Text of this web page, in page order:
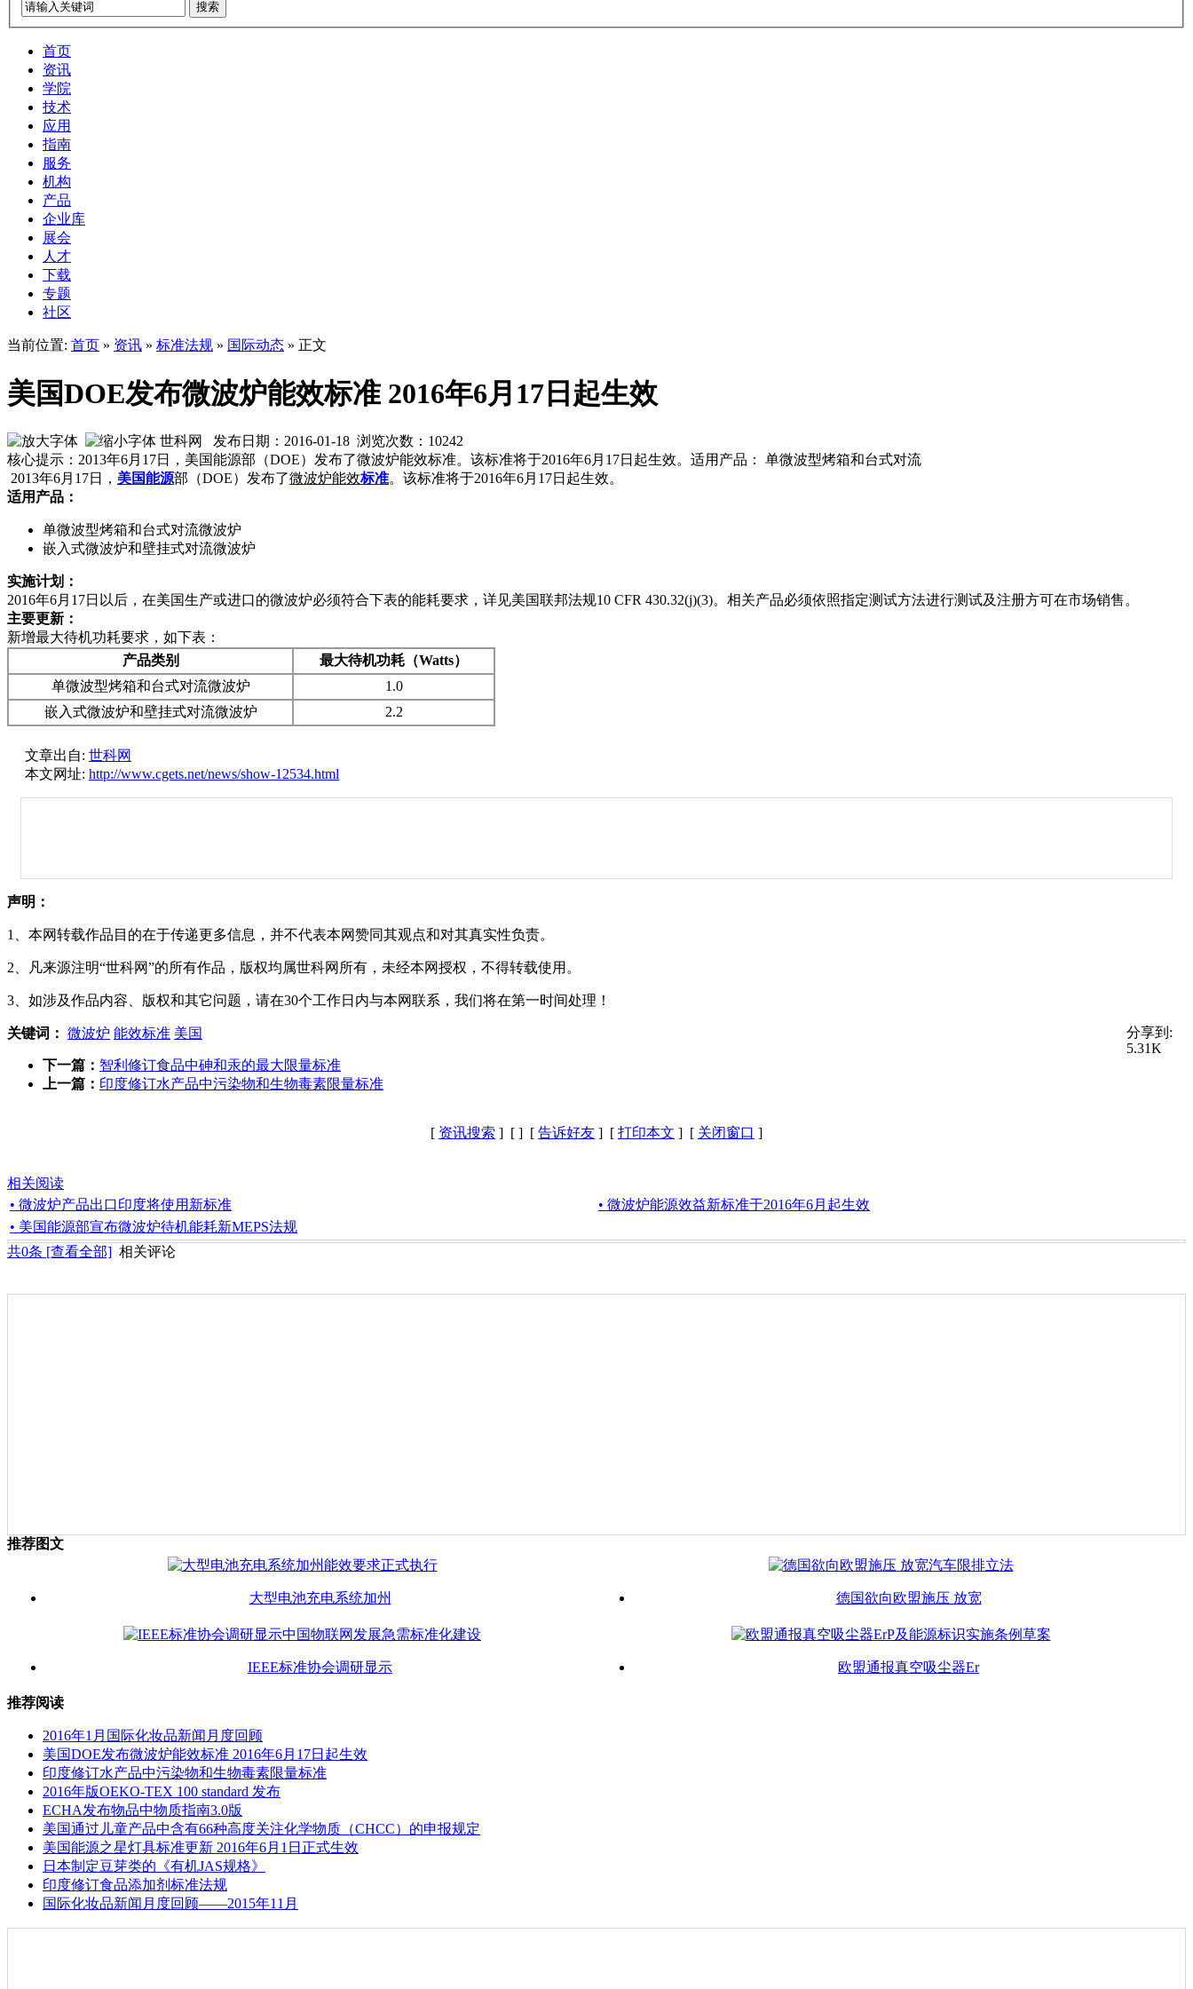
搜索
首页
资讯
学院
技术
应用
指南
服务
机构
产品
企业库
展会
人才
下载
专题
社区
当前位置: 首页 » 资讯 » 标准法规 » 国际动态 » 正文
美国DOE发布微波炉能效标准 2016年6月17日起生效
世科网 发布日期：2016-01-18 浏览次数： 10242
核心提示：2013年6月17日，美国能源部（DOE）发布了微波炉能效标准。该标准将于2016年6月17日起生效。适用产品： 单微波型烤箱和台式对流
2013年6月17日， 美国能源部（DOE）发布了微波炉能效标准。该标准将于2016年6月17日起生效。
适用产品：
单微波型烤箱和台式对流微波炉
嵌入式微波炉和壁挂式对流微波炉
实施计划：
2016年6月17日以后，在美国生产或进口的微波炉必须符合下表的能耗要求，详见美国联邦法规10 CFR 430.32(j)(3)。相关产品必须依照指定测试方法进行测试及注册方可在市场销售。
主要更新：
新增最大待机功耗要求，如下表：
产品类别
最大待机功耗（Watts）
单微波型烤箱和台式对流微波炉
1.0
嵌入式微波炉和壁挂式对流微波炉
2.2
文章出自: 世科网
本文网址: http://www.cgets.net/news/show-12534.html
声明：
1、本网转载作品目的在于传递更多信息，并不代表本网赞同其观点和对其真实性负责。
2、凡来源注明“世科网”的所有作品，版权均属世科网所有，未经本网授权，不得转载使用。
3、如涉及作品内容、版权和其它问题，请在30个工作日内与本网联系，我们将在第一时间处理！
关键词： 微波炉 能效标准 美国
分享到:
5.31K
下一篇： 智利修订食品中砷和汞的最大限量标准
上一篇： 印度修订水产品中污染物和生物毒素限量标准
[ 资讯搜索 ] [ ] [ 告诉好友 ] [ 打印本文 ] [ 关闭窗口 ]
相关阅读
• 微波炉产品出口印度将使用新标准
• 微波炉能源效益新标准于2016年6月起生效
• 美国能源部宣布微波炉待机能耗新MEPS法规
共0条 [查看全部] 相关评论
推荐图文
大型电池充电系统加州 德国欲向欧盟施压 放宽
IEEE标准协会调研显示 欧盟通报真空吸尘器Er
推荐阅读
2016年1月国际化妆品新闻月度回顾
美国DOE发布微波炉能效标准 2016年6月17日起生效
印度修订水产品中污染物和生物毒素限量标准
2016年版OEKO-TEX 100 standard 发布
ECHA发布物品中物质指南3.0版
美国通过儿童产品中含有66种高度关注化学物质（CHCC）的申报规定
美国能源之星灯具标准更新 2016年6月1日正式生效
日本制定豆芽类的《有机JAS规格》
印度修订食品添加剂标准法规
国际化妆品新闻月度回顾——2015年11月